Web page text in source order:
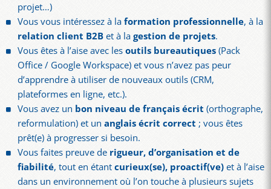
projet…)
Vous vous intéressez à laformation professionnelle, à la
relation client B2Bet à lagestion de projets.
Vous êtes à l’aise avec lesoutils bureautiques(Pack
Office / Google Workspace) et vous n’avez pas peur
d’apprendre à utiliser de nouveaux outils (CRM,
plateformes en ligne, etc.).
Vous avez un bon niveau de français écrit (orthographe,
reformulation) et unanglais écrit correct ; vous êtes
prêt(e) à progresser si besoin.
Vous faites preuve de rigueur, d’organisation et de
fiabilité, tout en étantcurieux(se), proactif(ve)et à l’aise
dans un environnement où l’on touche à plusieurs sujets